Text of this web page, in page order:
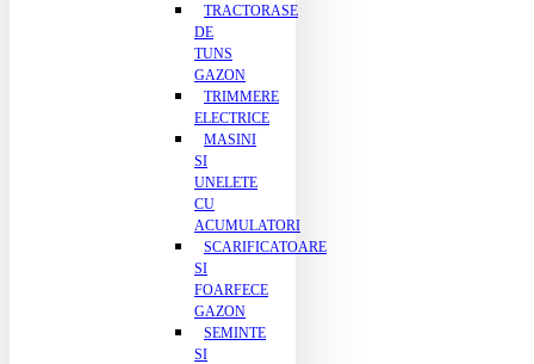
TRACTORASE
DE
TUNS
GAZON
TRIMMERE
ELECTRICE
MASINI
SI
UNELETE
CU
ACUMULATORI
SCARIFICATOARE
SI
FOARFECE
GAZON
SEMINTE
SI